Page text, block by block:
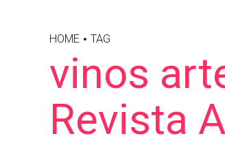
HOME TAG
vinos
Revista